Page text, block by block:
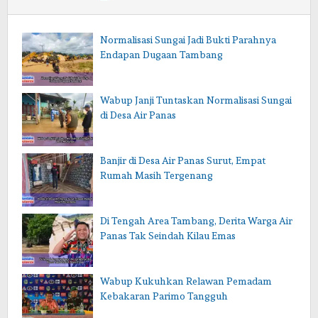
Normalisasi Sungai Jadi Bukti Parahnya
Endapan Dugaan Tambang
Wabup Janji Tuntaskan Normalisasi Sungai
di Desa Air Panas
Banjir di Desa Air Panas Surut, Empat
Rumah Masih Tergenang
Di Tengah Area Tambang, Derita Warga Air
Panas Tak Seindah Kilau Emas
Wabup Kukuhkan Relawan Pemadam
Kebakaran Parimo Tangguh